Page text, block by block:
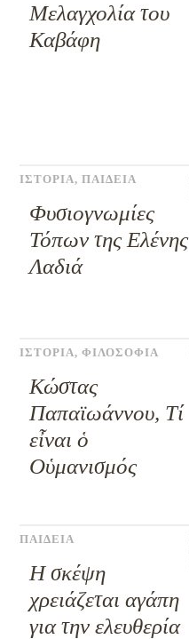
Μελαγχολία του
Καβάφη
ΙΣΤΟΡΙΑ,ΠΑΙΔΕΙΑ
Φυσιογνωμίες
Τόπων της Ελένης
Λαδιά
ΙΣΤΟΡΙΑ,ΦΙΛΟΣΟΦΙΑ
Κώστας
Παπαϊωάννου, Τί
εἶναι ὁ
Οὑμανισμός
ΠΑΙΔΕΙΑ
Η σκέψη
χρειάζεται αγάπη
για την ελευθερία